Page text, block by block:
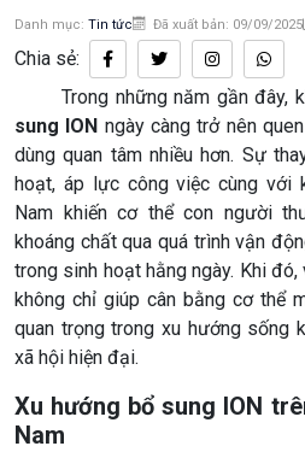
Danh mục: Tin tức Đã xuất bản: 09/09/2025
Chia sẻ:
Trong những năm gần đây,
sung ION ngày càng trở nên
dùng quan tâm nhiều hơn. Sự
hoạt, áp lực công việc cùng với
Nam khiến cơ thể con người
khoáng chất qua quá trình vận
trong sinh hoạt hằng ngày. Khi
không chỉ giúp cân bằng cơ thể
quan trọng trong xu hướng sống
xã hội hiện đại.
Xu hướng bổ sung ION
Nam